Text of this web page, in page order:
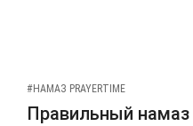
#НАМАЗ PRAYERTIME
Правильный